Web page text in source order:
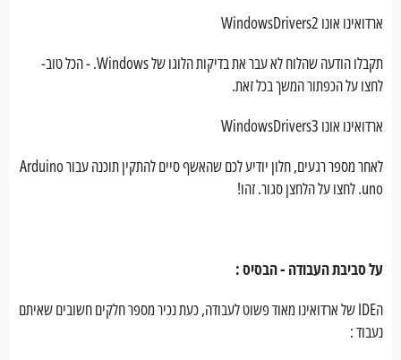
ארדואינו אונו WindowsDrivers2
תקבלו הודעה שהלוח לא עבר את בדיקות הלוגו של Windows. - הכל טוב-
לחצו על הכפתור המשך בכל זאת.
ארדואינו אונו WindowsDrivers3
לאחר מספר רגעים, חלון יודיע לכם שהאשף סיים להתקין תוכנה עבור Arduino
uno. לחצו על הלחצן סגור. זהו!
על סביבת העבודה - הבסיס :
הIDE של ארדואינו מאוד פשוט לעבודה, כעת נכיר מספר חלקים חשובים שאיתם
נעבוד :